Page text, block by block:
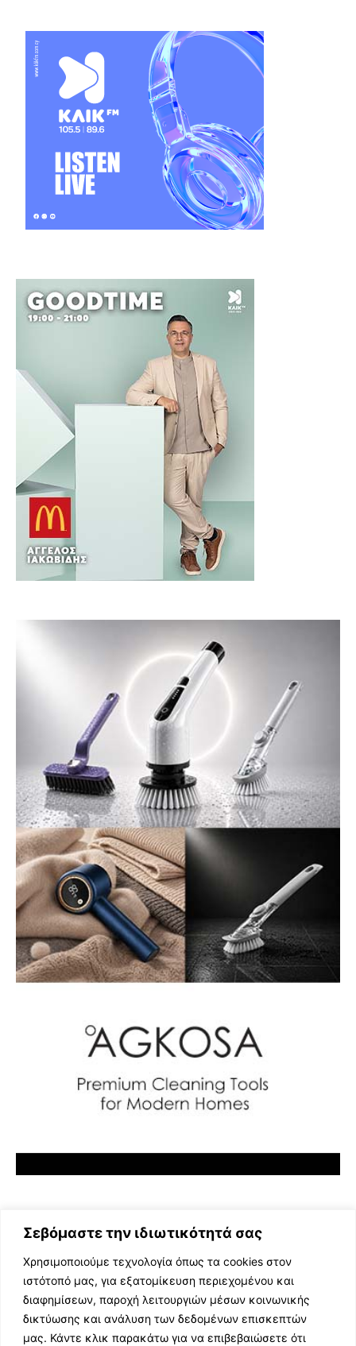
Σεβόμαστε την ιδιωτικότητά σας
Χρησιμοποιούμε τεχνολογία όπως τα cookies στον
ιστότοπό μας, για εξατομίκευση περιεχομένου και
διαφημίσεων, παροχή λειτουργιών μέσων κοινωνικής
δικτύωσης και ανάλυση των δεδομένων επισκεπτών
μας. Κάντε κλικ παρακάτω για να επιβεβαιώσετε ότι
ΕΛΛΗΝΙΚΗ ΜΟΥΣΙΚΗ
TV SHOWS